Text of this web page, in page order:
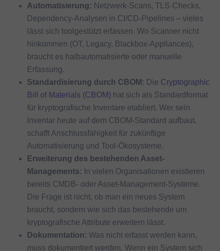
Automatisierung: Netzwerk-Scans, TLS-Checks,
Dependency-Analysen in CI/CD-Pipelines – vieles
lässt sich toolgestützt erfassen. Wo Scanner nicht
hinkommen (OT, Legacy, Blackbox-Appliances),
braucht es halbautomatisierte oder manuelle
Erfassung.
Standardisierung durch CBOM: Die Cryptographic
Bill of Materials (CBOM) hat sich als Standardformat
für kryptografische Inventare etabliert. Wer sein
Inventar heute auf dem CBOM-Standard aufbaut,
schafft Anschlussfähigkeit für zukünftige
Automatisierung und Tool-Ökosysteme.
Erweiterung des bestehenden Asset-
Managements: In vielen Organisationen existieren
bereits CMDB- oder Asset-Management-Systeme.
Die Frage ist nicht, ob man ein neues System
braucht, sondern wie sich das bestehende um
kryptografische Attribute erweitern lässt.
Dokumentation: Was nicht erfasst werden kann,
muss dokumentiert werden. Wenn ein System sich